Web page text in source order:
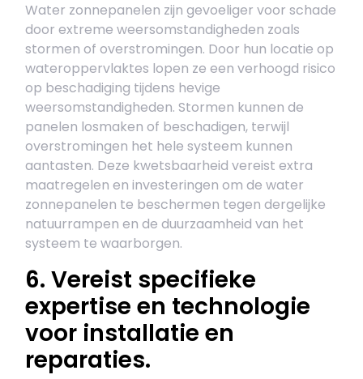
Water zonnepanelen zijn gevoeliger voor schade
door extreme weersomstandigheden zoals
stormen of overstromingen. Door hun locatie op
wateroppervlaktes lopen ze een verhoogd risico
op beschadiging tijdens hevige
weersomstandigheden. Stormen kunnen de
panelen losmaken of beschadigen, terwijl
overstromingen het hele systeem kunnen
aantasten. Deze kwetsbaarheid vereist extra
maatregelen en investeringen om de water
zonnepanelen te beschermen tegen dergelijke
natuurrampen en de duurzaamheid van het
systeem te waarborgen.
6. Vereist specifieke
expertise en technologie
voor installatie en
reparaties.